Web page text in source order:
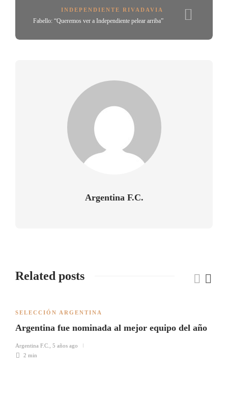
INDEPENDIENTE RIVADAVIA
Fabello: “Queremos ver a Independiente pelear arriba”
Argentina F.C.
Related posts
SELECCIÓN ARGENTINA
Argentina fue nominada al mejor equipo del año
Argentina F.C.
5 años ago
2 min